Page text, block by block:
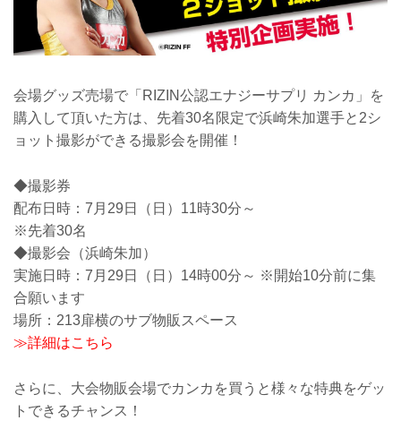
会場グッズ売場で「RIZIN公認エナジーサプリ カンカ」を
購入して頂いた方は、先着30名限定で浜崎朱加選手と2シ
ョット撮影ができる撮影会を開催！
◆撮影券
配布日時：7月29日（日）11時30分～
※先着30名
◆撮影会（浜崎朱加）
実施日時：7月29日（日）14時00分～ ※開始10分前に集
合願います
場所：213扉横のサブ物販スペース
≫詳細はこちら
さらに、大会物販会場でカンカを買うと様々な特典をゲッ
トできるチャンス！